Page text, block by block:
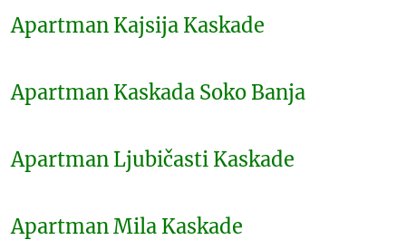
Apartman Kajsija Kaskade
Apartman Kaskada Soko Banja
Apartman Ljubičasti Kaskade
Apartman Mila Kaskade